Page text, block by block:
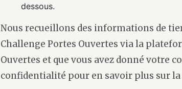
dessous.
Nous recueillons des informations de
Challenge Portes Ouvertes via la
Ouvertes et que vous avez donné votre
confidentialité pour en savoir plus sur